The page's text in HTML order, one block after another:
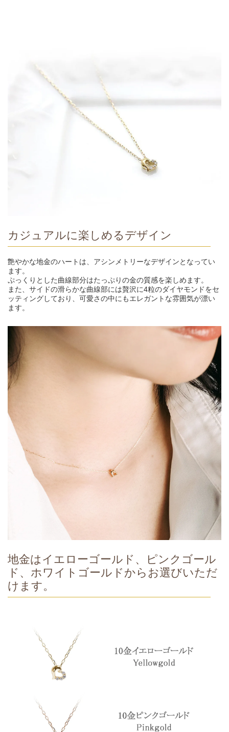
カジュアルに楽しめるデザイン
艶やかな地金のハートは、アシンメトリーなデザインとなってい
ます。
ぷっくりとした曲線部分はたっぷりの金の質感を楽しめます。
また、サイドの滑らかな曲線部には贅沢に4粒のダイヤモンドをセ
ッティングしており、可愛さの中にもエレガントな雰囲気が漂い
ます。
地金はイエローゴールド、ピンクゴール
ド、ホワイトゴールドからお選びいただ
けます。